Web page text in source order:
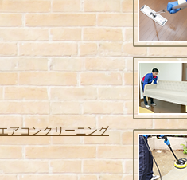
アコンクリーニング